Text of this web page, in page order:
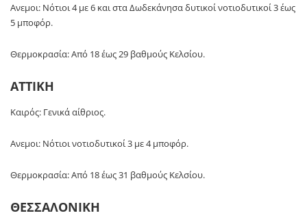
Ανεμοι: Νότιοι 4 με 6 και στα Δωδεκάνησα δυτικοί νοτιοδυτικοί 3 έως
5 μποφόρ.
Θερμοκρασία: Από 18 έως 29 βαθμούς Κελσίου.
ΑΤΤΙΚΗ
Καιρός: Γενικά αίθριος.
Ανεμοι: Νότιοι νοτιοδυτικοί 3 με 4 μποφόρ.
Θερμοκρασία: Από 18 έως 31 βαθμούς Κελσίου.
ΘΕΣΣΑΛΟΝΙΚΗ